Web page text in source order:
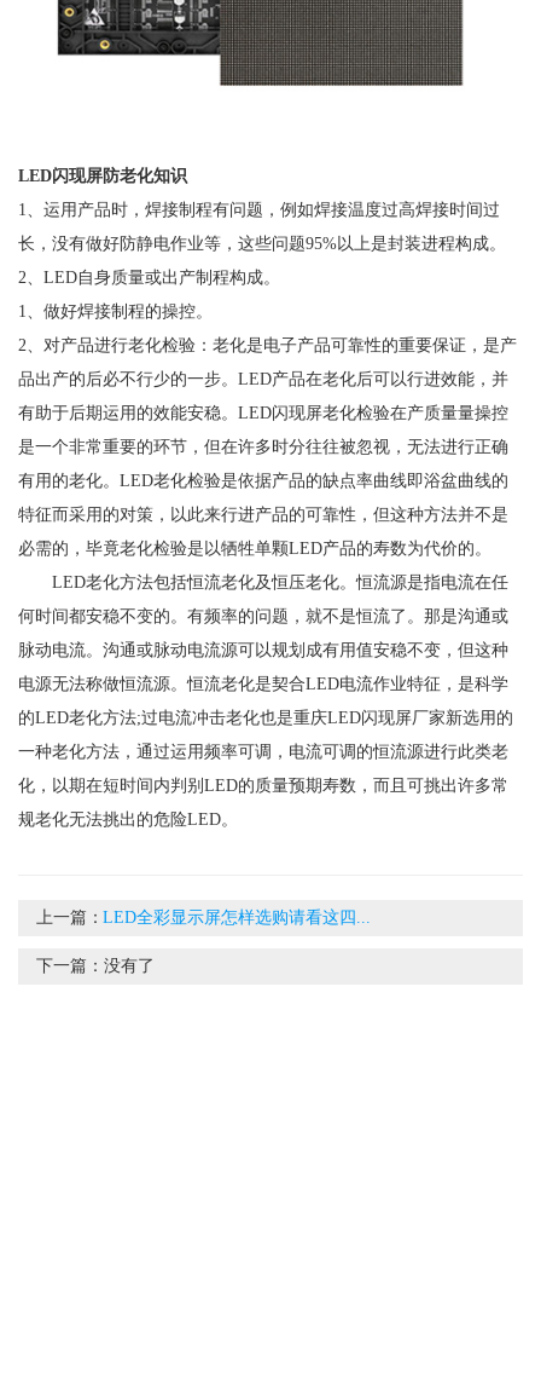
LED闪现屏防老化知识
1、运用产品时，焊接制程有问题，例如焊接温度过高焊接时间过
长，没有做好防静电作业等，这些问题95%以上是封装进程构成。
2、LED自身质量或出产制程构成。
1、做好焊接制程的操控。
2、对产品进行老化检验：老化是电子产品可靠性的重要保证，是产
品出产的后必不行少的一步。LED产品在老化后可以行进效能，并
有助于后期运用的效能安稳。LED闪现屏老化检验在产质量量操控
是一个非常重要的环节，但在许多时分往往被忽视，无法进行正确
有用的老化。LED老化检验是依据产品的缺点率曲线即浴盆曲线的
特征而采用的对策，以此来行进产品的可靠性，但这种方法并不是
必需的，毕竟老化检验是以牺牲单颗LED产品的寿数为代价的。
LED老化方法包括恒流老化及恒压老化。恒流源是指电流在任
何时间都安稳不变的。有频率的问题，就不是恒流了。那是沟通或
脉动电流。沟通或脉动电流源可以规划成有用值安稳不变，但这种
电源无法称做恒流源。恒流老化是契合LED电流作业特征，是科学
的LED老化方法;过电流冲击老化也是重庆LED闪现屏厂家新选用的
一种老化方法，通过运用频率可调，电流可调的恒流源进行此类老
化，以期在短时间内判别LED的质量预期寿数，而且可挑出许多常
规老化无法挑出的危险LED。
上一篇：LED全彩显示屏怎样选购请看这四...
下一篇： 没有了